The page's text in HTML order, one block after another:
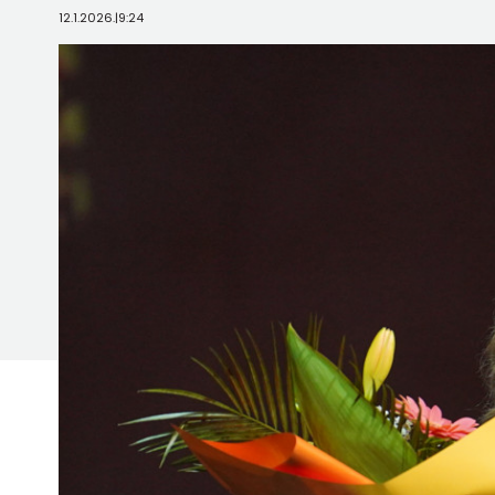
12.1.2026.|9:24